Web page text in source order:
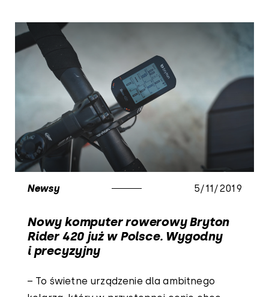
Newsy 5/11/2019
Nowy komputer rowerowy Bryton
Rider 420 już w Polsce. Wygodny
i precyzyjny
– To świetne urządzenie dla ambitnego